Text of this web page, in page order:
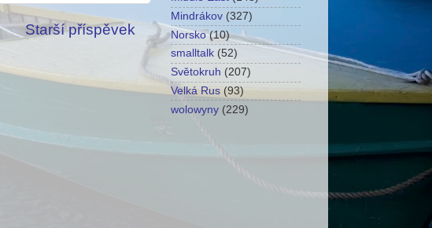
Starší příspěvek
Mindrákov (327)
Norsko (10)
smalltalk (52)
Světokruh (207)
Velká Rus (93)
wolowyny (229)